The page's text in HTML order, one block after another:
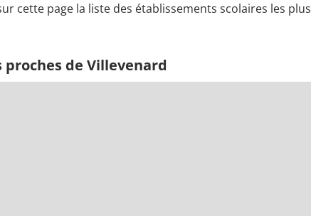
cette page la liste des établissements scolaires les plus
de Villevenard